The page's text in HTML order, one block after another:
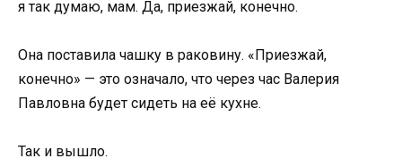
я так думаю, мам. Да, приезжай, конечно.
Она поставила чашку в раковину. «Приезжай,
конечно» — это означало, что через час Валерия
Павловна будет сидеть на её кухне.
Так и вышло.